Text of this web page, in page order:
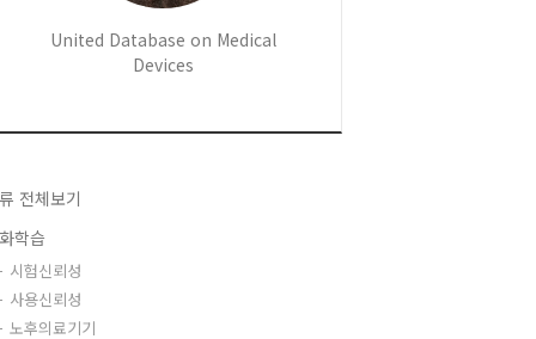
United Database on Medical
Devices
전체보기
학습
시험신뢰성
사용신뢰성
노후의료기기